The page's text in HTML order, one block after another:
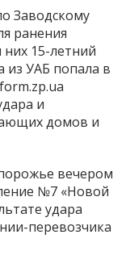
Заводскому
ранения
них 15-летний
из УАБ попала в
и
домов и
вечером
№7 «Новой
удара
перевозчика